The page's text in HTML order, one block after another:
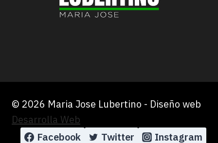
© 2026 Maria Jose Lubertino - Diseño web
Desarrolla Web
Facebook
Twitter Instagram